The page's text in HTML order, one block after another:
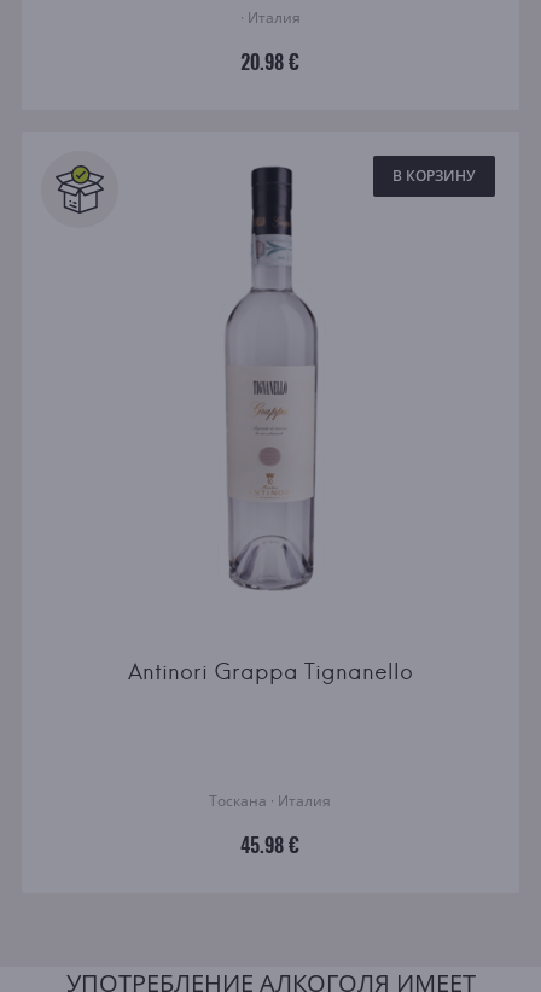
· Италия
20.98 €
В КОРЗИНУ
Antinori Grappa Tignanello
Тоскана · Италия
45.98 €
УПОТРЕБЛЕНИЕ АЛКОГОЛЯ ИМЕЕТ